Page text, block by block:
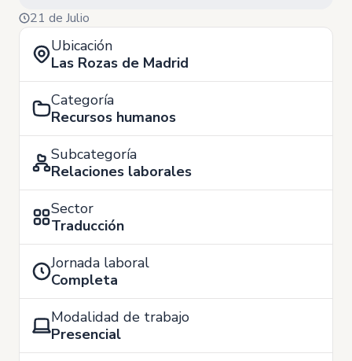
21 de Julio
Ubicación
Las Rozas de Madrid
Categoría
Recursos humanos
Subcategoría
Relaciones laborales
Sector
Traducción
Jornada laboral
Completa
Modalidad de trabajo
Presencial